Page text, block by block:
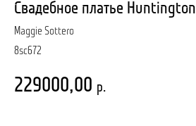
Свадебное платье Huntington
Maggie Sottero
8sc672
229000,00 р.